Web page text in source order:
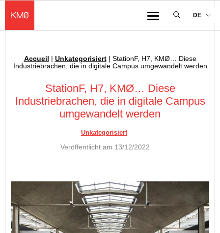
Menu
DE
Ariadnefaden :
Accueil | Unkategorisiert | StationF, H7, KMØ… Diese
Industriebrachen, die in digitale Campus umgewandelt werden
StationF, H7, KMØ… Diese
Industriebrachen, die in digitale Campus
umgewandelt werden
Unkategorisiert
Veröffentlicht am 13/12/2022